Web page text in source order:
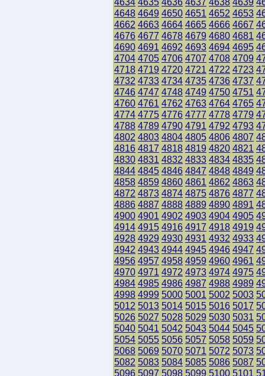
4648 4649 4650 4651 4652 4653
4662 4663 4664 4665 4666 4667
4676 4677 4678 4679 4680 4681
4690 4691 4692 4693 4694 4695
4704 4705 4706 4707 4708 4709
4718 4719 4720 4721 4722 4723
4732 4733 4734 4735 4736 4737
4746 4747 4748 4749 4750 4751
4760 4761 4762 4763 4764 4765
4774 4775 4776 4777 4778 4779
4788 4789 4790 4791 4792 4793
4802 4803 4804 4805 4806 4807
4816 4817 4818 4819 4820 4821
4830 4831 4832 4833 4834 4835
4844 4845 4846 4847 4848 4849
4858 4859 4860 4861 4862 4863
4872 4873 4874 4875 4876 4877
4886 4887 4888 4889 4890 4891
4900 4901 4902 4903 4904 4905
4914 4915 4916 4917 4918 4919
4928 4929 4930 4931 4932 4933
4942 4943 4944 4945 4946 4947
4956 4957 4958 4959 4960 4961
4970 4971 4972 4973 4974 4975
4984 4985 4986 4987 4988 4989
4998 4999 5000 5001 5002 5003
5012 5013 5014 5015 5016 5017
5026 5027 5028 5029 5030 5031
5040 5041 5042 5043 5044 5045
5054 5055 5056 5057 5058 5059
5068 5069 5070 5071 5072 5073
5082 5083 5084 5085 5086 5087
5096 5097 5098 5099 5100 5101